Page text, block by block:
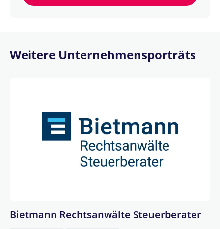
Weitere Unternehmensporträts
Bietmann Rechtsanwälte Steuerberater